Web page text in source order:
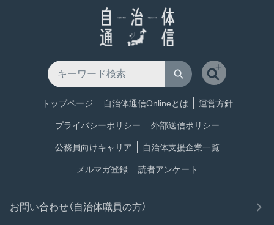
トップページ 自治体通信Onlineとは 運営方針
プライバシーポリシー 外部送信ポリシー
公務員向けキャリア 自治体支援企業一覧
メルマガ登録 読者アンケート
お問い合わせ（自治体職員の方）